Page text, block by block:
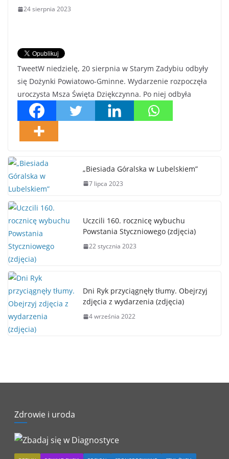
24 sierpnia 2023
TweetW niedzielę, 20 sierpnia w Starym Zadybiu odbyły
się Dożynki Powiatowo-Gminne. Wydarzenie rozpoczęła
uroczysta Msza Święta Dziękczynna. Po niej odbyła
„Biesiada Góralska w Lubelskiem”
7 lipca 2023
Uczcili 160. rocznicę wybuchu
Powstania Styczniowego (zdjęcia)
22 stycznia 2023
Dni Ryk przyciągnęły tłumy. Obejrzyj
zdjęcia z wydarzenia (zdjęcia)
4 września 2022
Zdrowie i uroda